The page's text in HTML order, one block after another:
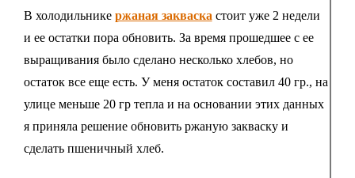
В холодильнике ржаная закваска стоит уже 2 недели
и ее остатки пора обновить. За время прошедшее с ее
выращивания было сделано несколько хлебов, но
остаток все еще есть. У меня остаток составил 40 гр., на
улице меньше 20 гр тепла и на основании этих данных
я приняла решение обновить ржаную закваску и
сделать пшеничный хлеб.